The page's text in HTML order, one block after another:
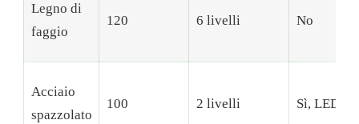
Legno di
faggio
120 6 livelli No
Acciaio
spazzolato
100 2 livelli Sì, LED